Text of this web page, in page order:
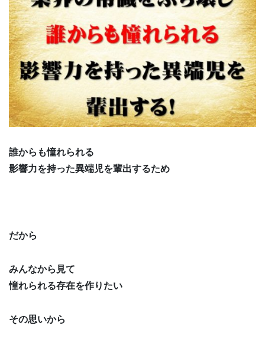
誰からも憧れられる
影響力を持った異端児を輩出するため
だから
みんなから見て
憧れられる存在を作りたい
その思いから